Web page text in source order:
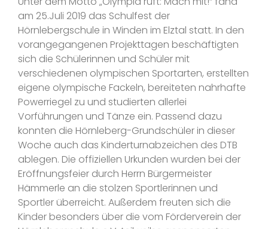
am 25.Juli 2019 das Schulfest der
Hörnlebergschule in Winden im Elztal statt. In den
vorangegangenen Projekttagen beschäftigten
sich die Schülerinnen und Schüler mit
verschiedenen olympischen Sportarten, erstellten
eigene olympische Fackeln, bereiteten nahrhafte
Powerriegel zu und studierten allerlei
Vorführungen und Tänze ein. Passend dazu
konnten die Hörnleberg-Grundschüler in dieser
Woche auch das Kinderturnabzeichen des DTB
ablegen. Die offiziellen Urkunden wurden bei der
Eröffnungsfeier durch Herrn Bürgermeister
Hämmerle an die stolzen Sportlerinnen und
Sportler überreicht. Außerdem freuten sich die
Kinder besonders über die vom Förderverein der